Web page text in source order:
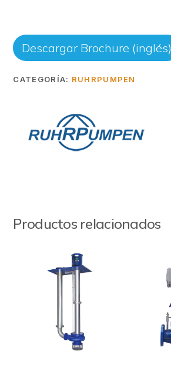
Descargar Brochure (inglés)
CATEGORÍA: RUHRPUMPEN
Productos relacionados